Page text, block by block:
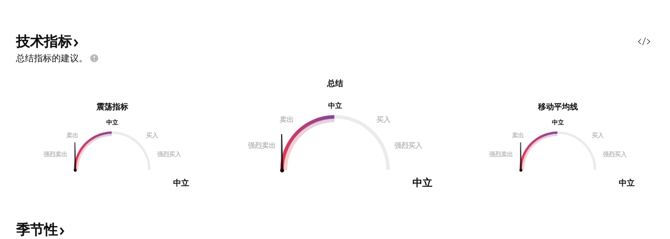
技术指标
总结指标的建议。
震荡指标
中立
卖出
买入
强烈卖出 强烈买入
中立
总结
中立
卖出
买入
强烈卖出 强烈买入
中立
移动平均线
中立
卖出
买入
强烈卖出 强烈买入
中立
季节性